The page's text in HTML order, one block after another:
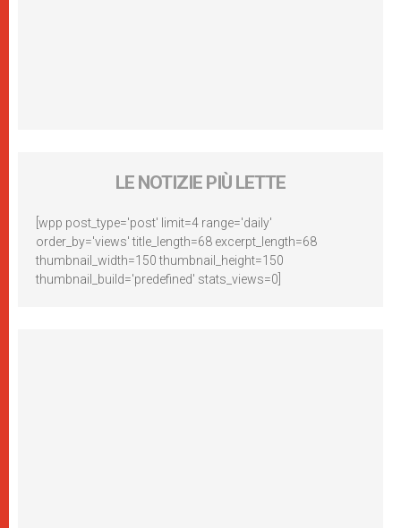
LE NOTIZIE PIÙ LETTE
[wpp post_type='post' limit=4 range='daily'
order_by='views' title_length=68 excerpt_length=68
thumbnail_width=150 thumbnail_height=150
thumbnail_build='predefined' stats_views=0]